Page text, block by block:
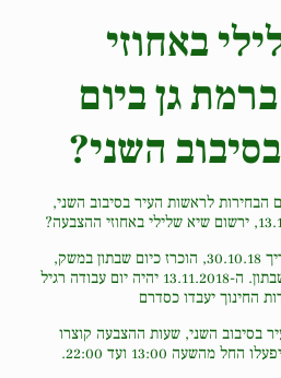
באחוזי
גן ביום
השני?
הבחירות לראשות העיר בסיבוב השני,
יום הבחירות האחרון, בתאריך 30.10.18, הוכרז כיום שבתון במשק,
אולם בסיבוב השני לא יהיה שבתון. ה-13.11.2018 יהיה יום עבודה רגיל
החינוך יעבדו כסדרם
בסיבוב השני, שעות ההצבעה קוצרו
13:00 ועד 22:00.